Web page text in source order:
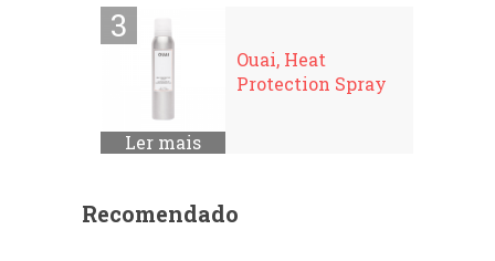
Ouai, Heat
Protection Spray
Ler mais
Recomendado